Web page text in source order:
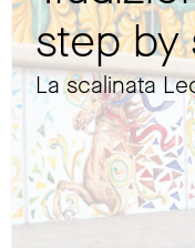
step by
La scalinata